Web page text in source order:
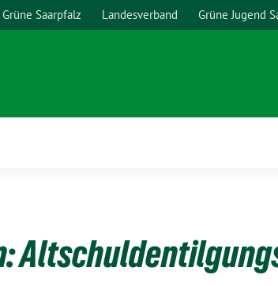
Grüne Saarpfalz Landesverband Grüne Jugend